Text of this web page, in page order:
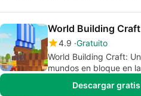
World Building Craft
4.9 Gratuito
World Building Craft:
mundos en bloque en
Descargar